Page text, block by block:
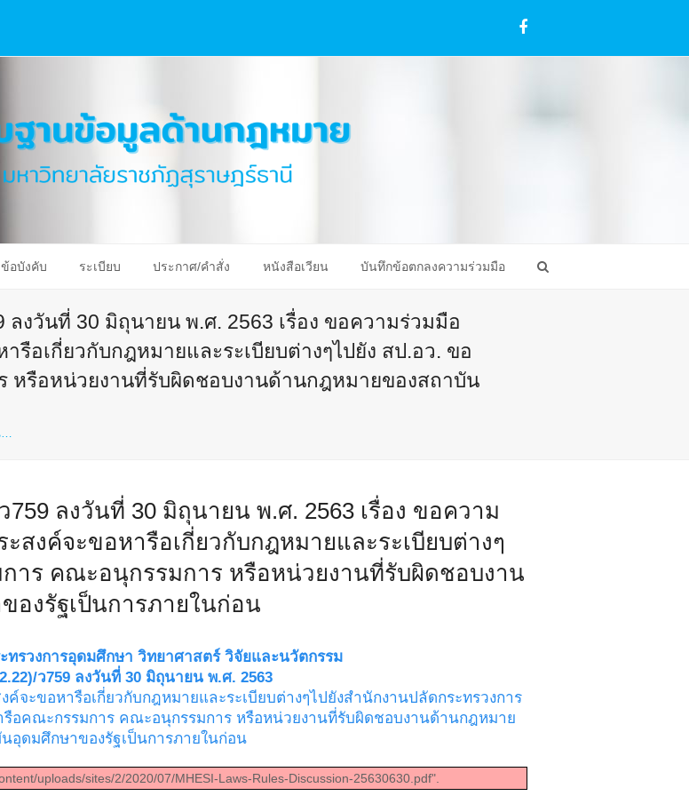
Facebook
ข้อบังคับ ระเบียบ ประกาศ/คำสั่ง หนังสือเวียน บันทึกข้อตกลงความร่วมมือ
ลงวันที่ 30 มิถุนายน พ.ศ. 2563 เรื่อง ขอความร่วมมือ
อเกี่ยวกับกฎหมายและระเบียบต่างๆไปยัง สป.อว. ขอ
หรือหน่วยงานที่รับผิดชอบงานด้านกฎหมายของสถาบัน
…
759 ลงวันที่ 30 มิถุนายน พ.ศ. 2563 เรื่อง ขอความ
งค์จะขอหารือเกี่ยวกับกฎหมายและระเบียบต่างๆ
าร คณะอนุกรรมการ หรือหน่วยงานที่รับผิดชอบงาน
งรัฐเป็นการภายในก่อน
ทรวงการอุดมศึกษา วิทยาศาสตร์ วิจัยและนวัตกรรม
ว759 ลงวันที่ 30 มิถุนายน พ.ศ. 2563
จะขอหารือเกี่ยวกับกฎหมายและระเบียบต่างๆไปยังสำนักงานปลัดกระทรวงการ
อคณะกรรมการ คณะอนุกรรมการ หรือหน่วยงานที่รับผิดชอบงานด้านกฎหมาย
อุดมศึกษาของรัฐเป็นการภายในก่อน
uploads/sites/2/2020/07/MHESI-Laws-Rules-Discussion-25630630.pdf".